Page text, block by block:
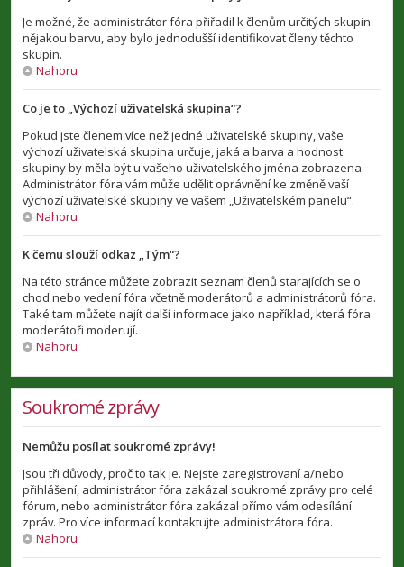
Je možné, že administrátor fóra přiřadil k členům určitých skupin
nějakou barvu, aby bylo jednodušší identifikovat členy těchto
skupin.
Nahoru
Co je to „Výchozí uživatelská skupina“?
Pokud jste členem více než jedné uživatelské skupiny, vaše
výchozí uživatelská skupina určuje, jaká a barva a hodnost
skupiny by měla být u vašeho uživatelského jména zobrazena.
Administrátor fóra vám může udělit oprávnění ke změně vaší
výchozí uživatelské skupiny ve vašem „Uživatelském panelu“.
Nahoru
K čemu slouží odkaz „Tým“?
Na této stránce můžete zobrazit seznam členů starajících se o
chod nebo vedení fóra včetně moderátorů a administrátorů fóra.
Také tam můžete najít další informace jako například, která fóra
moderátoři moderují.
Nahoru
Soukromé zprávy
Nemůžu posílat soukromé zprávy!
Jsou tři důvody, proč to tak je. Nejste zaregistrovaní a/nebo
přihlášení, administrátor fóra zakázal soukromé zprávy pro celé
fórum, nebo administrátor fóra zakázal přímo vám odesílání
zpráv. Pro více informací kontaktujte administrátora fóra.
Nahoru